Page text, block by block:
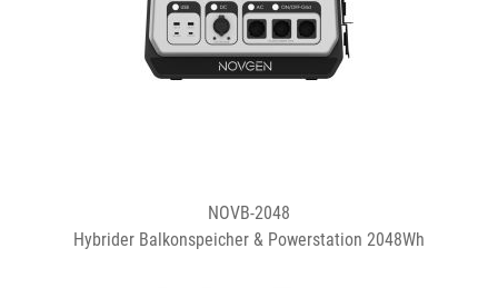
NOVB-2048
Hybrider Balkonspeicher & Powerstation 2048Wh